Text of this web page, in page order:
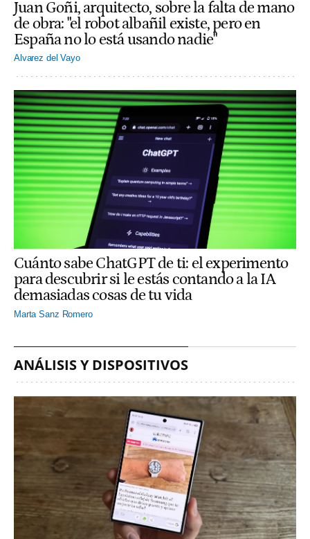
Juan Goñi, arquitecto, sobre la falta de mano
de obra: "el robot albañil existe, pero en
España no lo está usando nadie"
Alvarez del Vayo
Cuánto sabe ChatGPT de ti: el experimento
para descubrir si le estás contando a la IA
demasiadas cosas de tu vida
Marta Sanz Romero
ANÁLISIS Y DISPOSITIVOS